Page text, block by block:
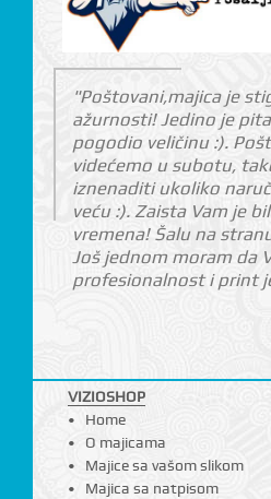
"Poštovani,majica je
ažurnosti! Jedino je
pogodio veličinu :).
videćemo u subotu,
iznenaditi ukoliko
veću :). Zaista Vam je
vremena! Šalu na
Još jednom moram da
profesionalnost i print
VIZIOSHOP
Home
O majicama
Majice sa vašom slikom
Majica sa natpisom